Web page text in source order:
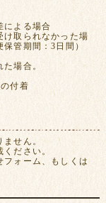
による場合
け取られなかった場
管期間：3日間）
場合。
付着
せん。
ださい。
フォーム、もしくは